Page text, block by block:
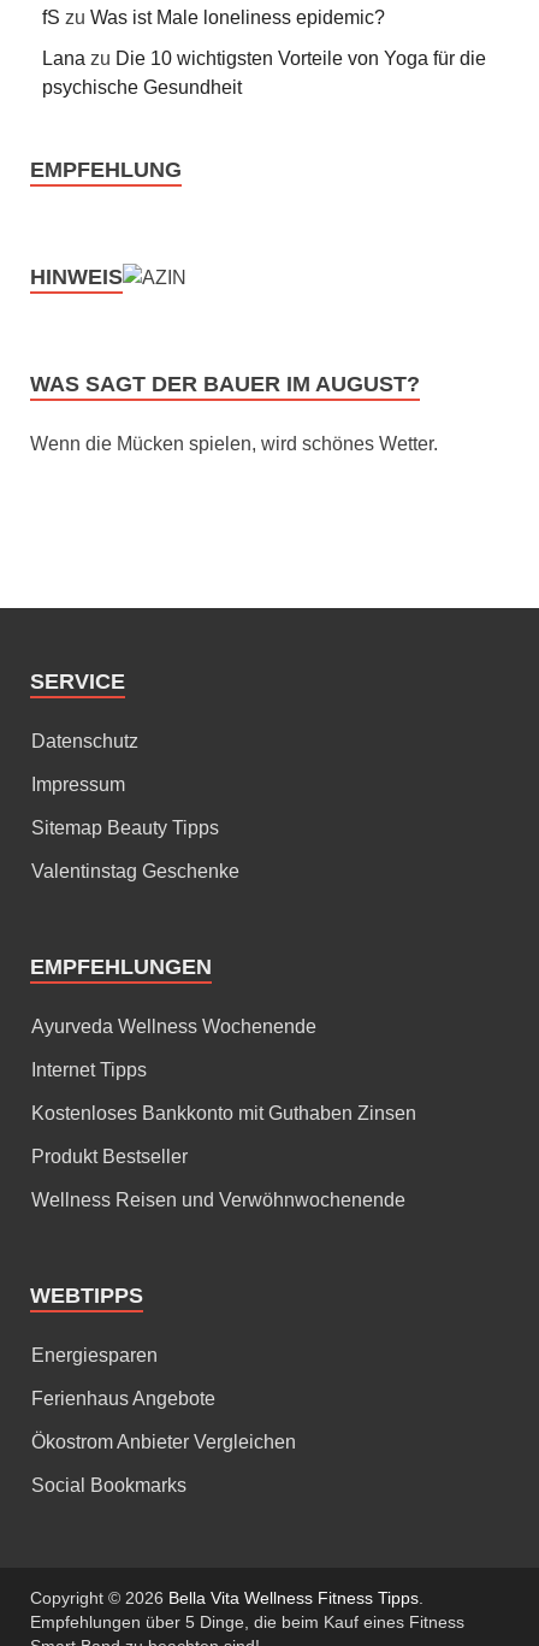
fS zu Was ist Male loneliness epidemic?
Lana zu Die 10 wichtigsten Vorteile von Yoga für die
psychische Gesundheit
EMPFEHLUNG
HINWEIS
WAS SAGT DER BAUER IM AUGUST?
Wenn die Mücken spielen, wird schönes Wetter.
SERVICE
Datenschutz
Impressum
Sitemap Beauty Tipps
Valentinstag Geschenke
EMPFEHLUNGEN
Ayurveda Wellness Wochenende
Internet Tipps
Kostenloses Bankkonto mit Guthaben Zinsen
Produkt Bestseller
Wellness Reisen und Verwöhnwochenende
WEBTIPPS
Energiesparen
Ferienhaus Angebote
Ökostrom Anbieter Vergleichen
Social Bookmarks
Copyright © 2026 Bella Vita Wellness Fitness Tipps
Empfehlungen über 5 Dinge, die beim Kauf eines Fitness